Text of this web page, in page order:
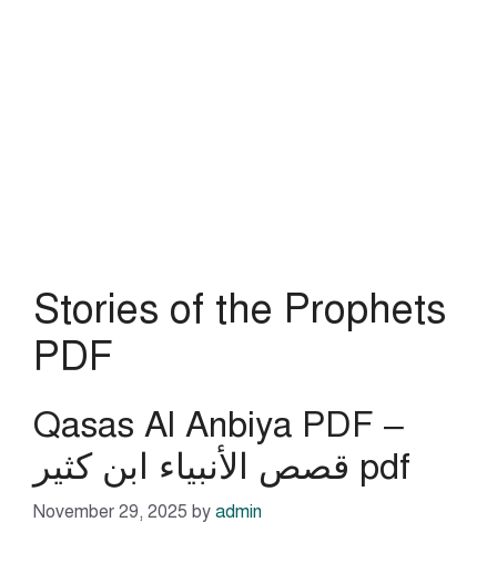
Stories of the Prophets
PDF
Qasas Al Anbiya PDF –
قصص الأنبياء ابن كثير pdf
November 29, 2025 by admin